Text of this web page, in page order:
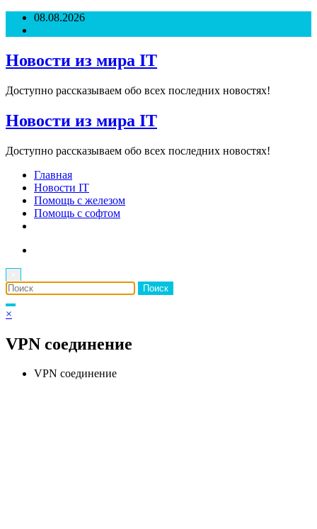
Перейти08.08.2026
Новости из мира IT
Доступно рассказываем обо всех последних новостях!
Новости из мира IT
Доступно рассказываем обо всех последних новостях!
Главная
Новости IT
Помощь с железом
Помощь с софтом
×
VPN соединение
VPN соединение